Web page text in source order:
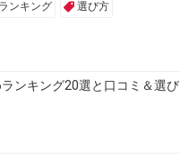
ランキング 選び方
ンキング20選と口コミ＆選び